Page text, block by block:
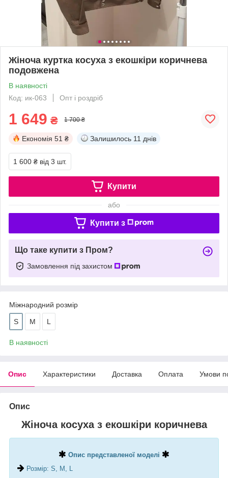
Жіноча куртка косуха з екошкіри коричнева
подовжена
В наявності
Код: ик-063
Опт і роздріб
1 649 ₴ 1 700 ₴
Економія 51 ₴ Залишилось 11 днів
1 600 ₴ від 3 шт.
Купити
або
Купити з
Що таке купити з Пром?
Замовлення під захистом
Міжнародний розмір
S М L
В наявності
Опис Характеристики Доставка Оплата Умови
Опис
Жіноча косуха з екошкіри коричнева
Опис представленої моделі
Розмір: S, M, L